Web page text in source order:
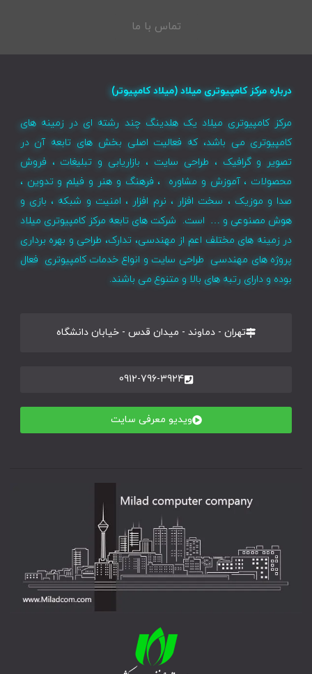
تماس با ما
درباره مرکز کامپیوتری میلاد (میلاد کامپیوتر)
مرکز کامپیوتری میلاد یک هلدینگ چند رشته ای در زمینه های
کامپیوتری می باشد، که فعالیت اصلی بخش های تابعه آن در
تصویر و گرافیک ، طراحی سایت ، بازاریابی و تبلیغات ، فروش
محصولات ، آموزش و مشاوره ، فرهنگ و هنر و فیلم و تدوین ،
صدا و موزیک ، سخت افزار ، نرم افزار ، امنیت و شبکه ، بازی و
هوش مصنوعی و … است. شرکت های تابعه مرکز کامپیوتری میلاد
در زمینه های مختلف اعم از مهندسی، تدارک، طراحی و بهره برداری
پروژه های مهندسی طراحی سایت و انواع خدمات کامپیوتری فعال
بوده و دارای رتبه های بالا و متنوع می باشند.
تهران - دماوند - میدان قدس - خیابان دانشگاه
0912-796-3924
ویدیو معرفی سایت